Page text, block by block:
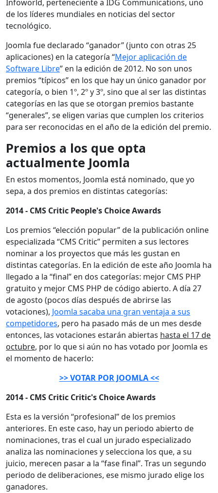
Infoworld, perteneciente a IDG Communications, uno
de los líderes mundiales en noticias del sector
tecnológico.
Joomla fue declarado “ganador” (junto con otras 25
aplicaciones) en la categoría “Mejor aplicación de
Software Libre” en la edición de 2012. No son unos
premios “típicos” en los que hay un único ganador por
categoría, o bien 1º, 2º y 3º, sino que al ser las distintas
categorías en las que se otorgan premios bastante
“generales”, se eligen varias que cumplen los criterios
para ser reconocidas en el año de la edición del premio.
Premios a los que opta
actualmente Joomla
En estos momentos, Joomla está nominado, que yo
sepa, a dos premios en distintas categorías:
2014 - CMS Critic People's Choice Awards
Los premios “elección popular” de la publicación online
especializada “CMS Critic” permiten a sus lectores
nominar a los proyectos que más les gustan en
distintas categorías. En la edición de este año Joomla ha
llegado a la “final” en dos categorías: mejor CMS PHP
gratuito y mejor CMS PHP de código abierto. A día 27
de agosto (pocos días después de abrirse las
votaciones), Joomla sacaba una gran ventaja a sus
competidores, pero ha pasado más de un mes desde
entonces, las votaciones estarán abiertas hasta el 17 de
octubre, por lo que si aún no has votado por Joomla es
el momento de hacerlo:
>> VOTAR POR JOOMLA <<
2014 - CMS Critic Critic's Choice Awards
Esta es la versión “profesional” de los premios
anteriores. En este caso, hay un periodo abierto de
nominaciones, tras el cual un jurado especializado
analiza las nominaciones y selecciona los que, a su
juicio, merecen pasar a la “fase final”. Tras un segundo
periodo de deliberaciones, ese mismo jurado elige los
ganadores.